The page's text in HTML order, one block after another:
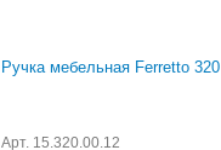
Ручка мебельная Ferretto 320
Арт. 15.320.00.12